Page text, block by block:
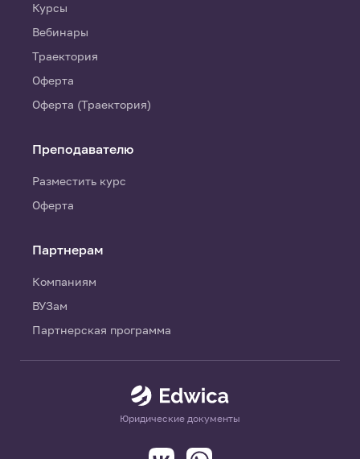
Юридические документы
Курсы
Вебинары
Траектория
Оферта
Оферта (Траектория)
Преподавателю
Разместить курс
Оферта
Партнерам
Компаниям
ВУЗам
Партнерская программа